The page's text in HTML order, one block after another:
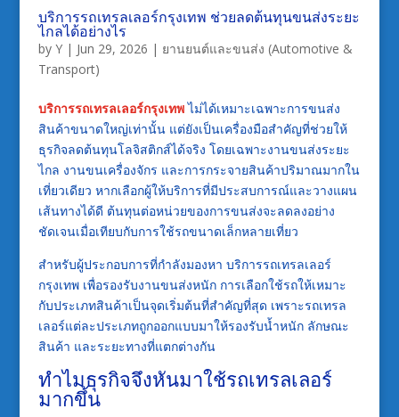
บริการรถเทรลเลอร์กรุงเทพ ช่วยลดต้นทุนขนส่งระยะ
ไกลได้อย่างไร
by Y| Jun 29, 2026 | ยานยนต์และขนส่ง (Automotive &
Transport)
บริการรถเทรลเลอร์กรุงเทพไม่ได้เหมาะเฉพาะการขนส่ง
สินค้าขนาดใหญ่เท่านั้น แต่ยังเป็นเครื่องมือสำคัญที่ช่วยให้
ธุรกิจลดต้นทุนโลจิสติกส์ได้จริง โดยเฉพาะงานขนส่งระยะ
ไกล งานขนเครื่องจักร และการกระจายสินค้าปริมาณมากใน
เที่ยวเดียว หากเลือกผู้ให้บริการที่มีประสบการณ์และวางแผน
เส้นทางได้ดี ต้นทุนต่อหน่วยของการขนส่งจะลดลงอย่าง
ชัดเจนเมื่อเทียบกับการใช้รถขนาดเล็กหลายเที่ยว
สำหรับผู้ประกอบการที่กำลังมองหา บริการรถเทรลเลอร์
กรุงเทพเพื่อรองรับงานขนส่งหนัก การเลือกใช้รถให้เหมาะ
กับประเภทสินค้าเป็นจุดเริ่มต้นที่สำคัญที่สุด เพราะรถเทรล
เลอร์แต่ละประเภทถูกออกแบบมาให้รองรับน้ำหนัก ลักษณะ
สินค้า และระยะทางที่แตกต่างกัน
ทำไมธุรกิจจึงหันมาใช้รถเทรลเลอร์
มากขึ้น